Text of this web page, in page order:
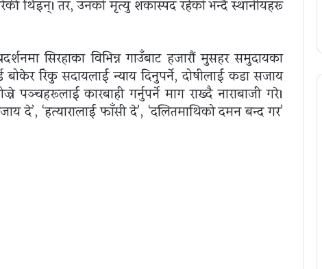
थिइन्। तर, उनको मृत्यु शंकास्पद रहेको भन्दै स्थानीयहरू
सिरहाका विभिन्न गाउँबाट हजारौं मुसहर समुदायका
रिंकु सदायलाई न्याय दिनुपर्ने, दोषीलाई कडा सजाय
पञ्चहरूलाई कारबाही गर्नुपर्ने माग राख्दै नाराबाजी गरे।
दे’, ‘हत्यारालाई फाँसी दे’, ‘दलितमाथिको दमन बन्द गर’